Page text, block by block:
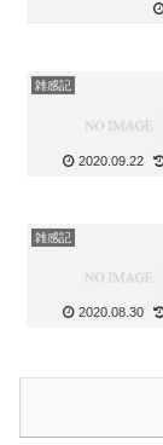
雑感記
2020.09.22
雑感記
2020.08.30